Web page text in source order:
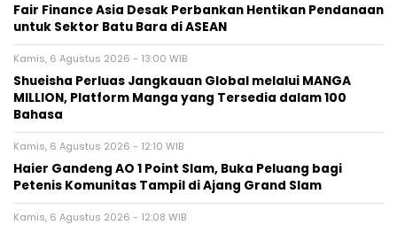
Fair Finance Asia Desak Perbankan Hentikan Pendanaan
untuk Sektor Batu Bara di ASEAN
Kamis, 6 Agustus 2026 - 13:00 WIB
Shueisha Perluas Jangkauan Global melalui MANGA
MILLION, Platform Manga yang Tersedia dalam 100
Bahasa
Kamis, 6 Agustus 2026 - 12:10 WIB
Haier Gandeng AO 1 Point Slam, Buka Peluang bagi
Petenis Komunitas Tampil di Ajang Grand Slam
Kamis, 6 Agustus 2026 - 12:08 WIB